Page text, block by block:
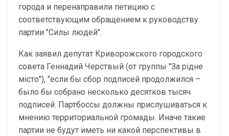
города и перенаправили петицию с
соответствующим обращением к руководству
партии "Силы людей".
Как заявил депутат Криворожского городского
совета Геннадий Черствый (от группы "За рідне
місто"), "если бы сбор подписей продолжился –
было бы собрано несколько десятков тысяч
подписей. Партбоссы должны прислушиваться к
мнению территориальной громады. Иначе такие
партии не будут иметь ни какой перспективы в